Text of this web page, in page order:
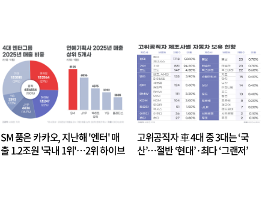
SM 품은 카카오, 지난해 '엔터' 매
출 1.2조원 '국내 1위'…2위 하이브
고위공직자 車 4대 중 3대는 ‘국
산’…절반 ‘현대’·최다 ‘그랜저’